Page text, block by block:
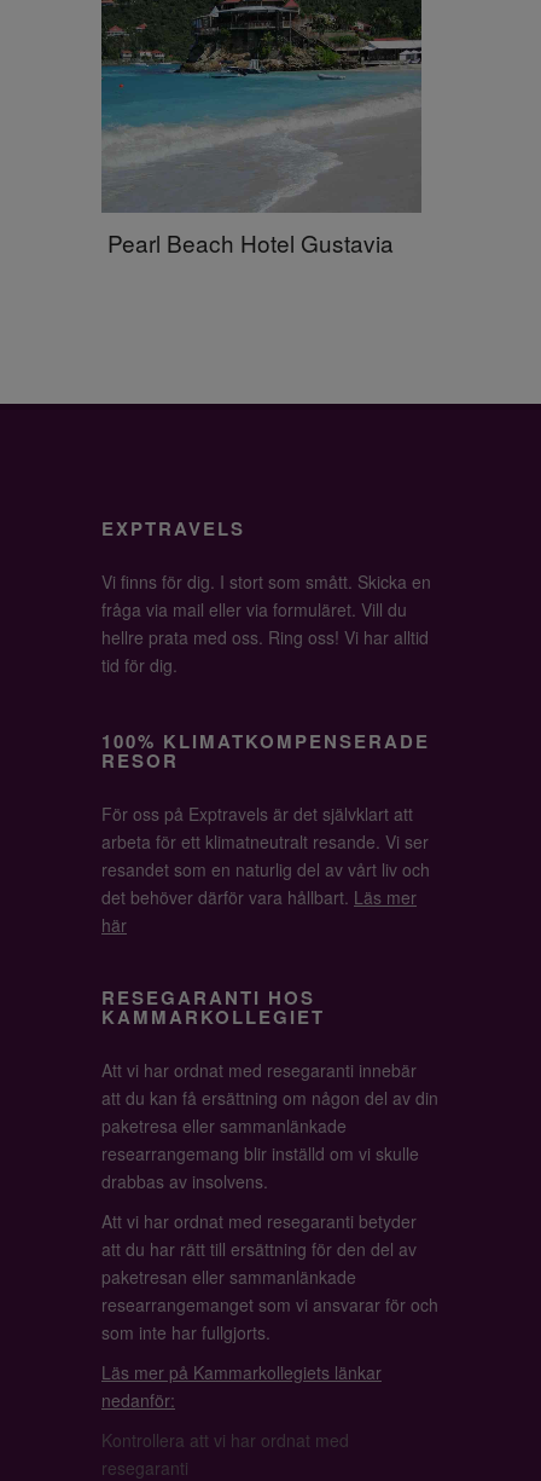
Pearl Beach Hotel Gustavia
EXPTRAVELS
Vi finns för dig. I stort som smått. Skicka en
fråga via mail eller via formuläret. Vill du
hellre prata med oss. Ring oss! Vi har alltid
tid för dig.
100% KLIMATKOMPENSERADE
RESOR
För oss på Exptravels är det självklart att
arbeta för ett klimatneutralt resande. Vi ser
resandet som en naturlig del av vårt liv och
det behöver därför vara hållbart. Läs mer
här
RESEGARANTI HOS
KAMMARKOLLEGIET
Att vi har ordnat med resegaranti innebär
att du kan få ersättning om någon del av din
paketresa eller sammanlänkade
researrangemang blir inställd om vi skulle
drabbas av insolvens.
Att vi har ordnat med resegaranti betyder
att du har rätt till ersättning för den del av
paketresan eller sammanlänkade
researrangemanget som vi ansvarar för och
som inte har fullgjorts.
Läs mer på Kammarkollegiets länkar
nedanför:
Kontrollera att vi har ordnat med
resegaranti